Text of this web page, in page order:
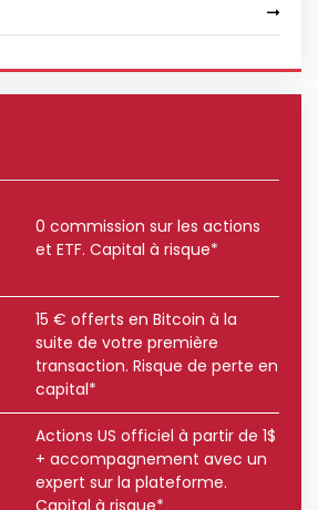
0 commission sur les actions
et ETF. Capital à risque*
15 € offerts en Bitcoin à la
suite de votre première
transaction. Risque de perte en
capital*
Actions US officiel à partir de 1$
+ accompagnement avec un
expert sur la plateforme.